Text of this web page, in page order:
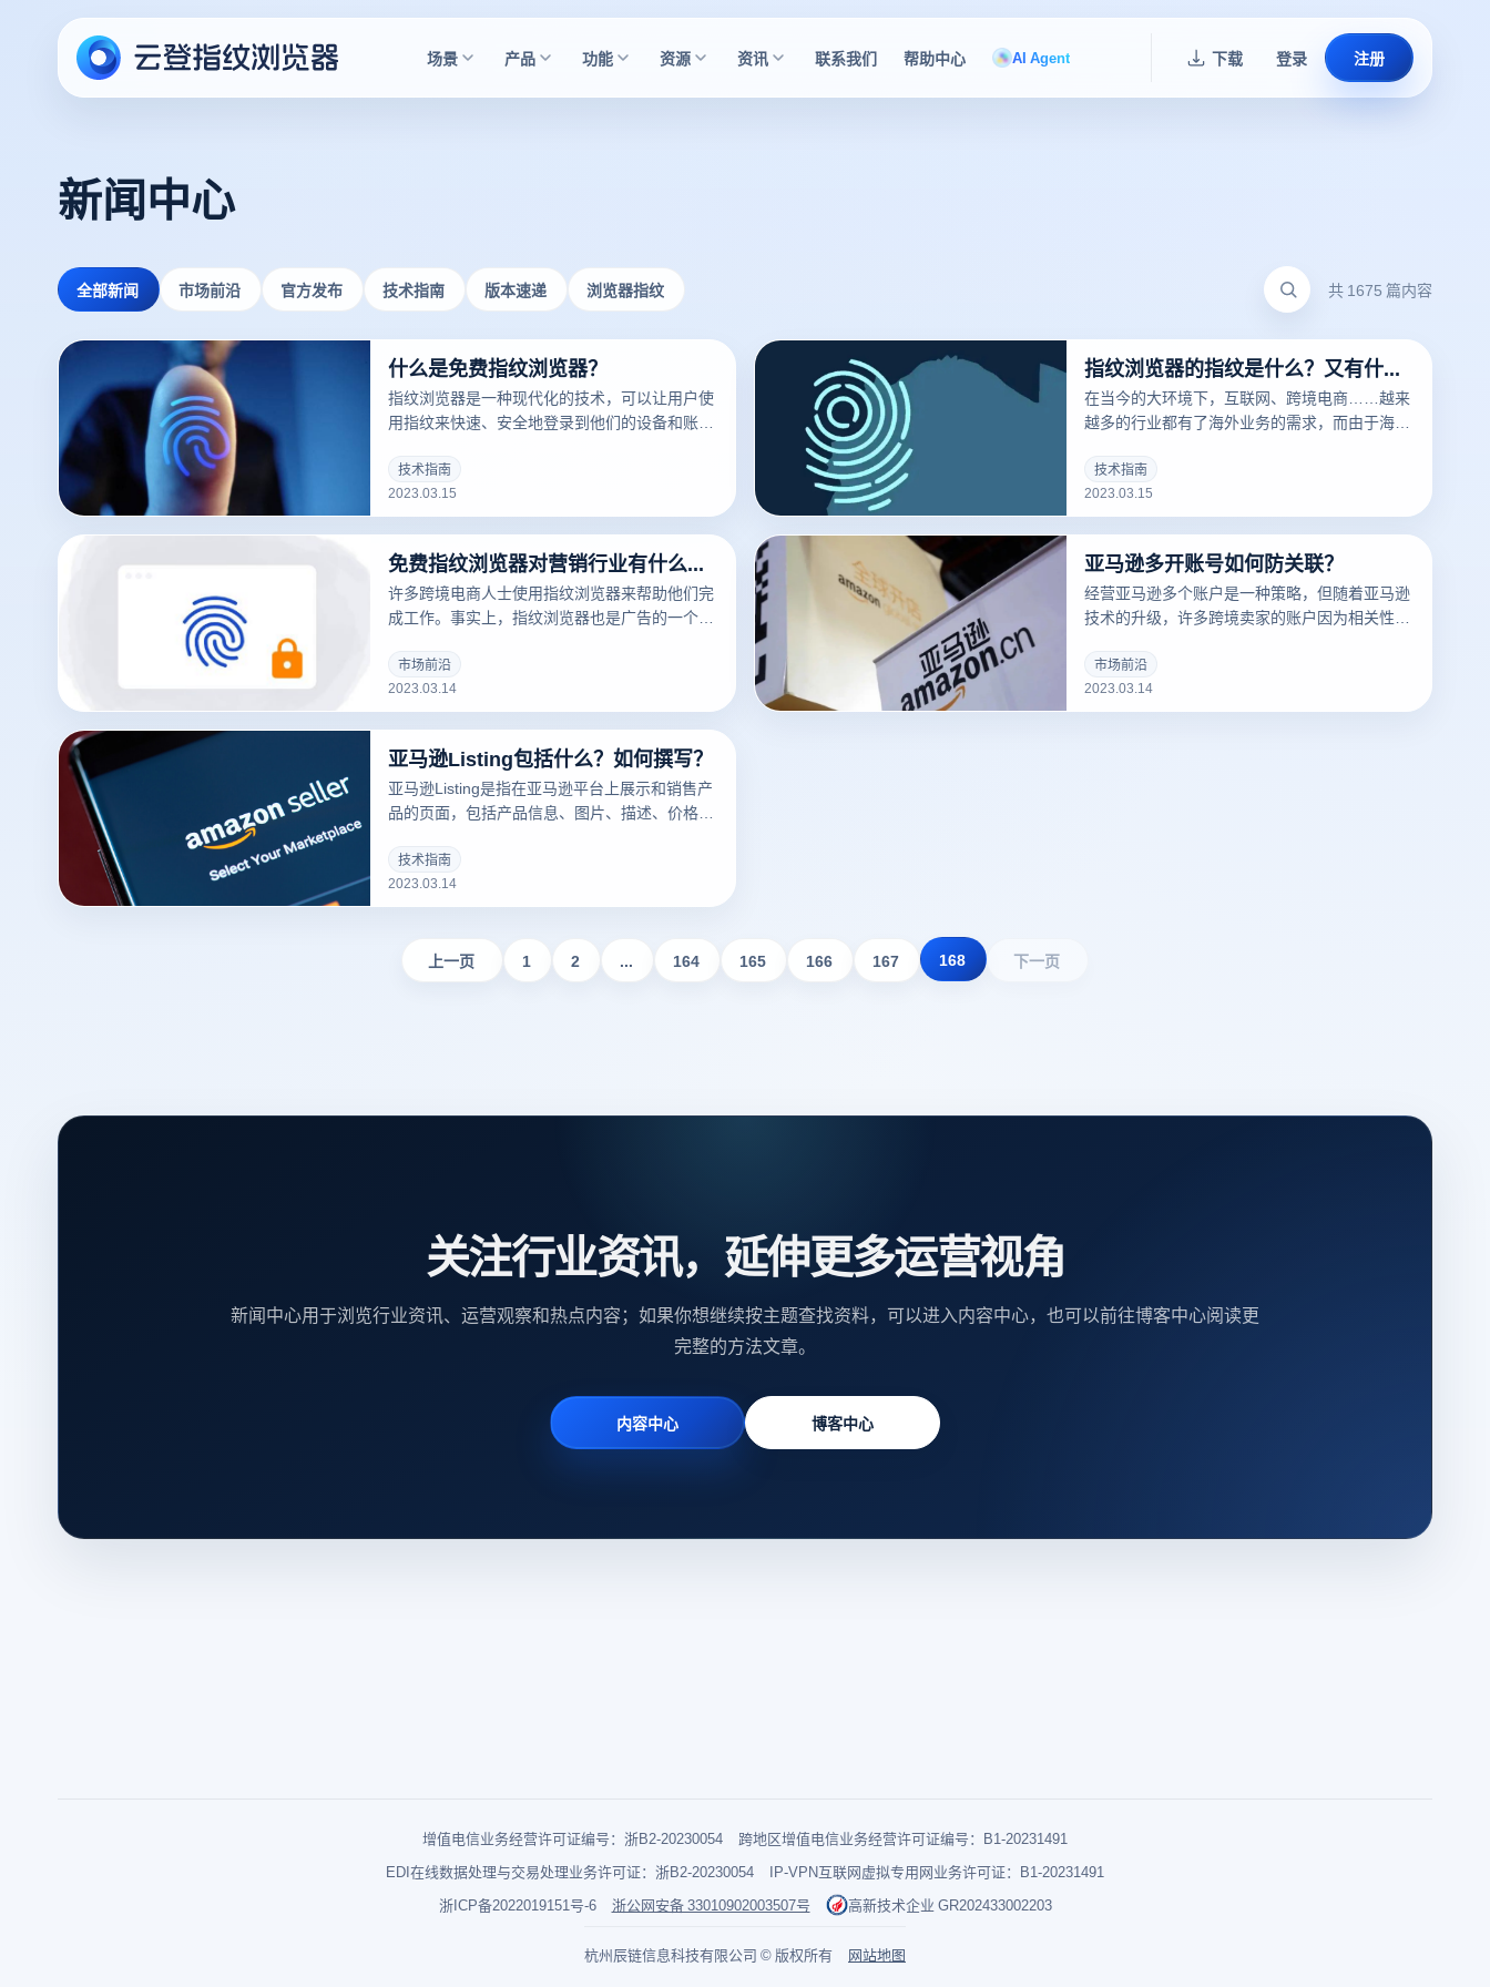
场景 产品 功能 资源 资讯 联系我们 帮助中心 AI Agent 下载 登录 注册
新闻中心
全部新闻 市场前沿 官方发布 技术指南 版本速递 浏览器指纹 共 1675 篇内容
什么是免费指纹浏览器？
指纹浏览器是一种现代化的技术，可以让用户使
用指纹来快速、安全地登录到他们的设备和账
一，并且越来越多的人开始使用它。
技术指南
2023.03.15
指纹浏览器的指纹是什么？又有什么用？
在当今的大环境下，互联网、跨境电商……越来
越多的行业都有了海外业务的需求，而由于海外
用到不同的IP，这时候便要用到指纹浏览器。要
清楚的了解什么是指纹浏览器之前，我们需要知
道什么是们先来说一下浏览器指纹。听着非常相
技术指南
2023.03.15
免费指纹浏览器对营销行业有什么作用？
许多跨境电商人士使用指纹浏览器来帮助他们完
成工作。事实上，指纹浏览器也是广告的一个非
问题。
市场前沿
2023.03.14
亚马逊多开账号如何防关联？
经营亚马逊多个账户是一种策略，但随着亚马逊
技术的升级，许多跨境卖家的账户因为相关性而
如何防止相关性呢？有什么好的防关联方法？
市场前沿
2023.03.14
亚马逊Listing包括什么？如何撰写？
亚马逊Listing是指在亚马逊平台上展示和销售产
品的页面，包括产品信息、图片、描述、价格、
可以吸引更多的潜在买家，增加销量。以下云登
录指纹浏览器关于亚马逊Listing包括什么？如何
撰写？的一些建议。
技术指南
2023.03.14
上一页 1 2 ... 164 165 166 167 168 下一页
关注行业资讯，延伸更多运营视角
新闻中心用于浏览行业资讯、运营观察和热点内容；如果你想继续按主题查找资料，可以进入内容中心，也可以前往博客中心阅读更
完整的方法文章。
内容中心 博客中心
增值电信业务经营许可证编号：浙B2-20230054
跨地区增值电信业务经营许可证编号：B1-20231491
EDI在线数据处理与交易处理业务许可证：浙B2-20230054
IP-VPN互联网虚拟专用网业务许可证：B1-20231491
浙ICP备2022019151号-6
浙公网安备 33010902003507号 高新技术企业 GR202433002203
杭州辰链信息科技有限公司 © 版权所有 网站地图